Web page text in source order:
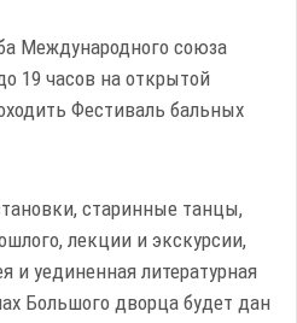
Международного союза
19 часов на открытой
Фестиваль бальных
старинные танцы,
лекции и экскурсии,
и уединенная литературная
Большого дворца будет дан